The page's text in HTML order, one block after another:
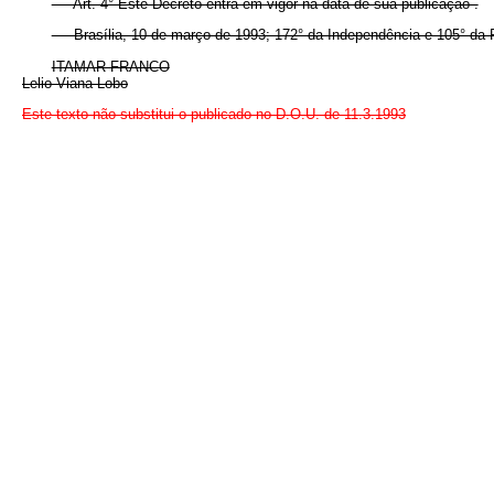
Art. 4° Este Decreto entra em vigor na data de sua publicação .
Brasília, 10 de março de 1993; 172° da Independência e 105° da
ITAMAR FRANCO
Lelio Viana Lobo
Este texto não substitui o publicado no D.O.U. de 11.3.1993